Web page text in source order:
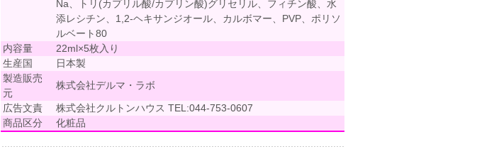
Na、トリ(カプリル酸/カプリン酸)グリセリル、フィチン酸、水
添レシチン、1,2-ヘキサンジオール、カルボマー、PVP、ポリソ
ルベート80
内容量
22ml×5枚入り
生産国
日本製
製造販売
元
株式会社デルマ・ラボ
広告文責
株式会社クルトンハウス TEL:044-753-0607
商品区分
化粧品